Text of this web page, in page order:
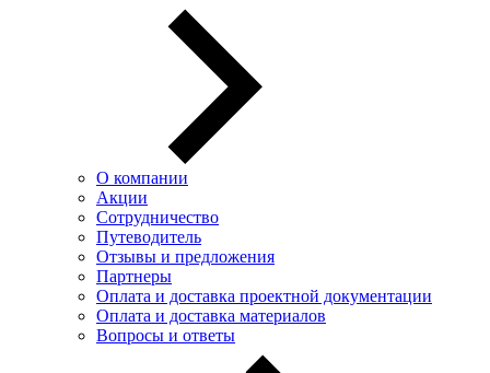
О компании
Акции
Сотрудничество
Путеводитель
Отзывы и предложения
Партнеры
Оплата и доставка проектной документации
Оплата и доставка материалов
Вопросы и ответы